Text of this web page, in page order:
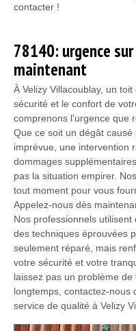
contacter !
78140: urgence
maintenant
À Velizy Villacoublay, un
sécurité et le confort de
comprenons l'urgence que
Que ce soit un dégât
imprévue, une intervention
dommages
pas la situation empirer.
tout moment pour vous
Appelez-nous dès
Nos professionnels
des techniques éprouvées
seulement réparé, mais
votre sécurité et votre
laissez pas un problème
longtemps, contactez-nous
service de qualité à Velizy